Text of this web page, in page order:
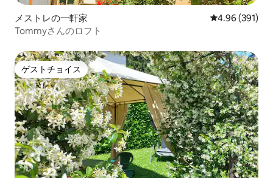
メストレの一軒家 レビュー391
4.96 (391)
Tommyさんのロフト
ゲストチョイス
ゲストチョイス